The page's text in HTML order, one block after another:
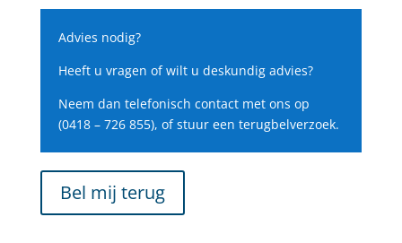
Advies nodig?
Heeft u vragen of wilt u deskundig advies?
Neem dan telefonisch contact met ons op
(0418 – 726 855), of stuur een terugbelverzoek.
Bel mij terug